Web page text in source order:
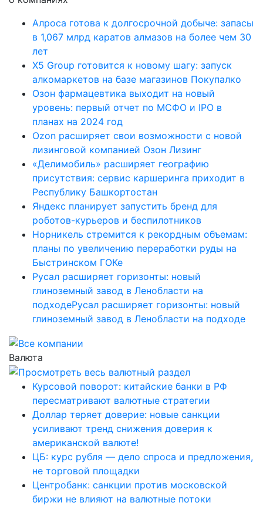
Алроса готова к долгосрочной добыче: запасы
в 1,067 млрд каратов алмазов на более чем 30
лет
X5 Group готовится к новому шагу: запуск
алкомаркетов на базе магазинов Покупалко
Озон фармацевтика выходит на новый
уровень: первый отчет по МСФО и IPO в
планах на 2024 год
Ozon расширяет свои возможности с новой
лизинговой компанией Озон Лизинг
«Делимобиль» расширяет географию
присутствия: сервис каршеринга приходит в
Республику Башкортостан
Яндекс планирует запустить бренд для
роботов-курьеров и беспилотников
Норникель стремится к рекордным объемам:
планы по увеличению переработки руды на
Быстринском ГОКе
Русал расширяет горизонты: новый
глиноземный завод в Ленобласти на
подходеРусал расширяет горизонты: новый
глиноземный завод в Ленобласти на подходе
Валюта
Курсовой поворот: китайские банки в РФ
пересматривают валютные стратегии
Доллар теряет доверие: новые санкции
усиливают тренд снижения доверия к
американской валюте!
ЦБ: курс рубля — дело спроса и предложения,
не торговой площадки
Центробанк: санкции против московской
биржи не влияют на валютные потоки